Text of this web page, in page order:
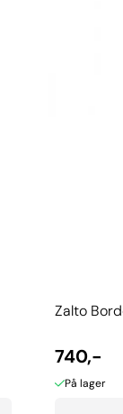
Zalto
740,-
På lager